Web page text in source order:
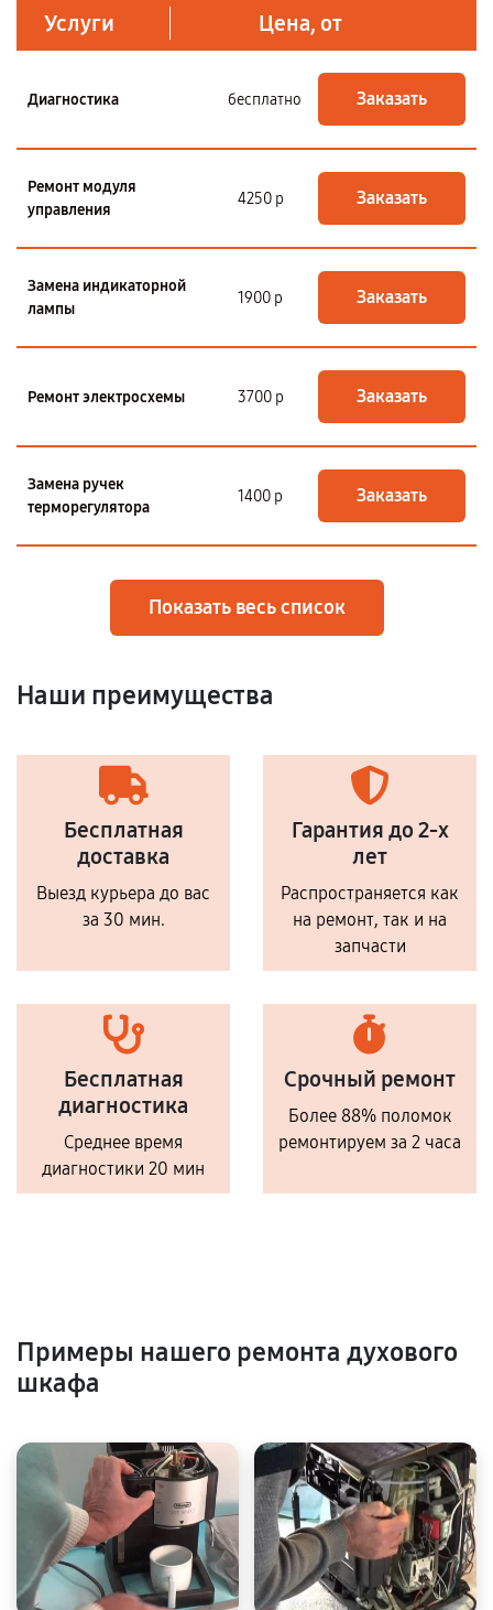
Услуги Цена, от
Диагностика бесплатно Заказать
Ремонт модуля
управления
4250 р Заказать
Замена индикаторной
лампы
1900 р Заказать
Ремонт электросхемы 3700 р Заказать
Замена ручек
терморегулятора
1400 р Заказать
Показать весь список
Наши преимущества
Бесплатная
доставка
Выезд курьера до вас
за 30 мин.
Гарантия до 2-х
лет
Распространяется как
на ремонт, так и на
запчасти
Бесплатная
диагностика
Среднее время
диагностики 20 мин
Срочный ремонт
Более 88% поломок
ремонтируем за 2 часа
Примеры нашего ремонта духового
шкафа